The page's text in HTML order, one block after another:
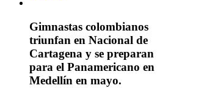
Gimnastas colombianos
triunfan en Nacional de
Cartagena y se preparan
para el Panamericano en
Medellín en mayo.